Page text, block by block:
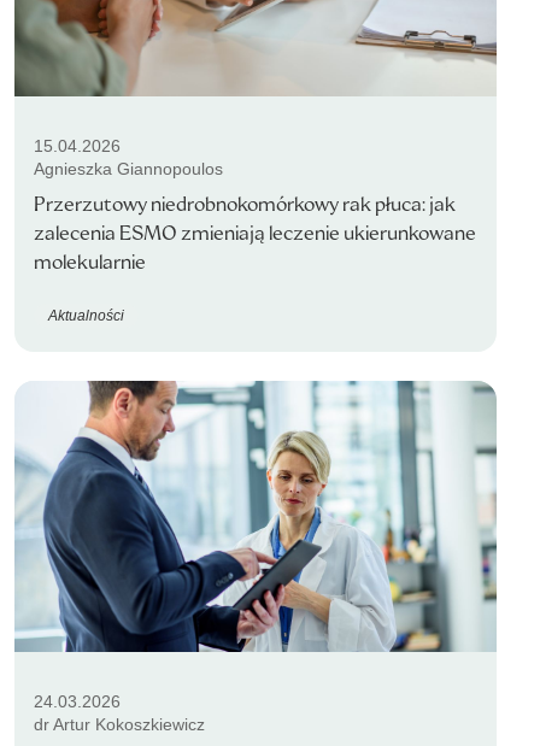
15.04.2026
Agnieszka Giannopoulos
Przerzutowy niedrobnokomórkowy rak płuca: jak
zalecenia ESMO zmieniają leczenie ukierunkowane
molekularnie
Aktualności
24.03.2026
dr Artur Kokoszkiewicz